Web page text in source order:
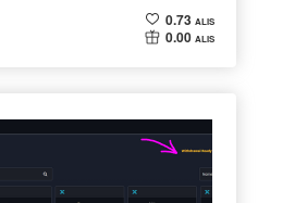
0.73 ALIS
0.00 ALIS